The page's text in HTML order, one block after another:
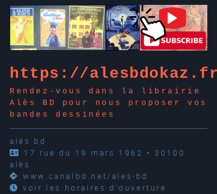
https://
Rendez-vous dans la librairie
Alès BD pour nous proposer vos
bandes dessinées
alès bd
17 rue du 19 mars 1962 • 30100
alès
www.canalbd.net/ales-bd
voir les horaires d'ouverture